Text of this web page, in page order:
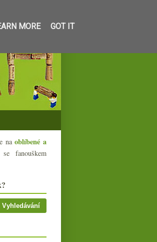
naoblíbené a
fanouškem
MORE GOT IT